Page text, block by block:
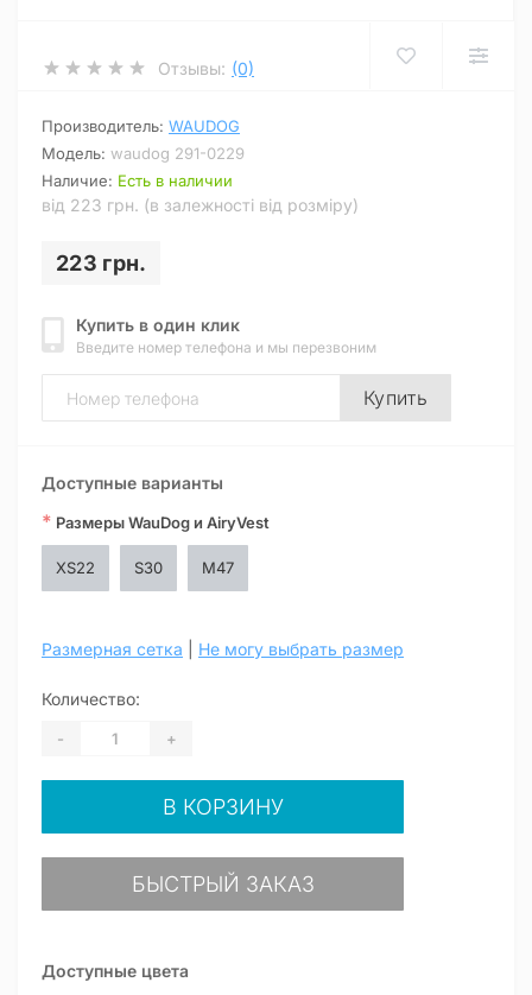
Отзывы: (0)
Производитель: WAUDOG
Модель: waudog 291-0229
Наличие: Есть в наличии
від 223 грн. (в залежності від розміру)
223 грн.
Купить в один клик
Введите номер телефона и мы перезвоним
Купить
Доступные цвета
Доступные варианты
* Размеры WauDog и AiryVest
XS22 S30 M47
Размерная сетка Не могу выбрать размер
Количество:
- +
В КОРЗИНУ
БЫСТРЫЙ ЗАКАЗ